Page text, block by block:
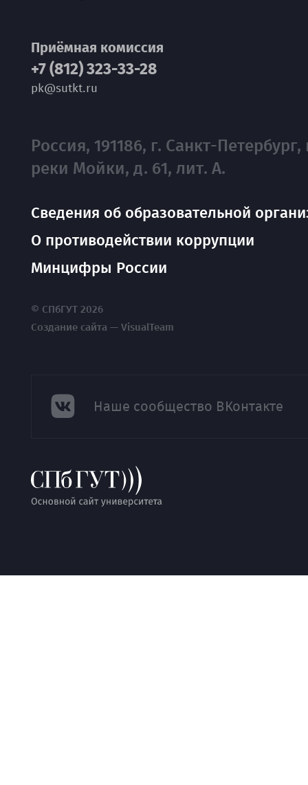
Приёмная комиссия
+7 (812) 323-33-28
pk@sutkt.ru
Россия, 191186, г. Санкт-Петербург,
реки Мойки, д. 61, лит. А.
Сведения об образовательной
О противодействии коррупции
Минцифры России
© СПбГУТ 2026
Создание сайта — VisualTeam
Наше сообщество ВКонтакте